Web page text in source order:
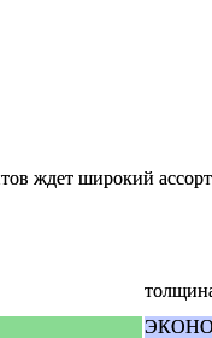
ждет широкий